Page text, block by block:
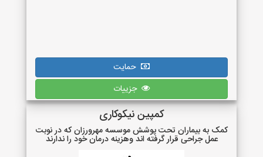
حمایت
جزییات
کمپین نیکوکاری
کمک به بیماران تحت پوشش موسسه مهرورزان که در نوبت
عمل جراحی قرار گرفته اند وهزینه درمان خود را ندارند